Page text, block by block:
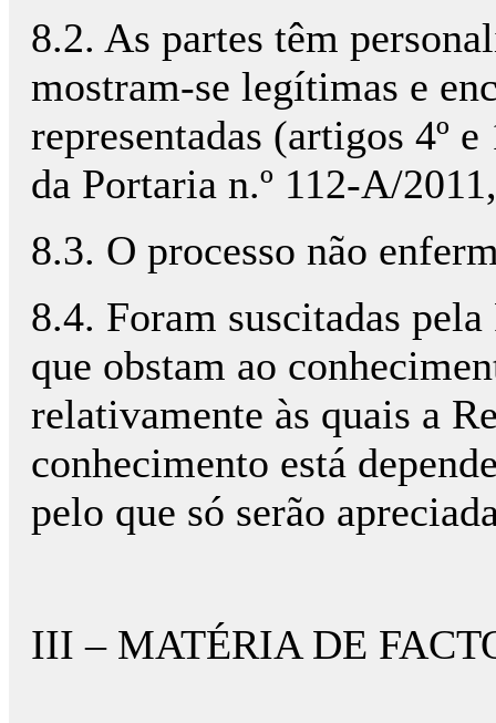
8.2. As partes têm
mostram-se legítimas e
representadas (artigos 4º
da Portaria n.º 112-A/
8.3. O processo não
8.4. Foram suscitadas
que obstam ao
relativamente às quais a
conhecimento está
pelo que só serão
III – MATÉRIA DE